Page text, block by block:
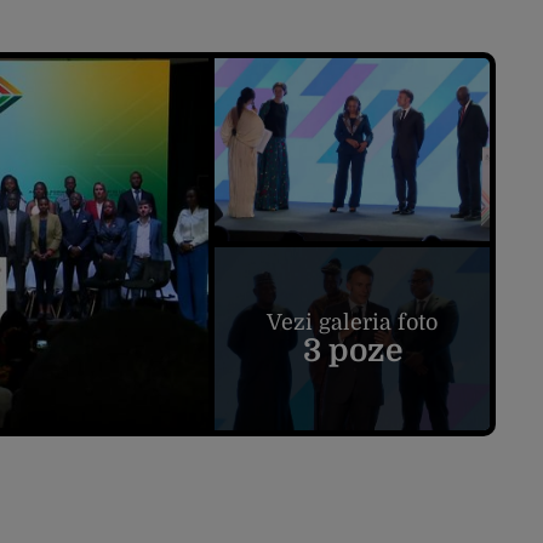
Vezi galeria foto
3 poze